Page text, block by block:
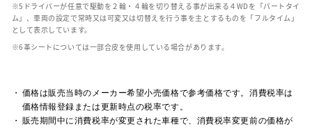
ドライバーが任意で駆動を２輪・４輪を切り替える事が出来る４WDを「パートタイ
ム」、車両の設定で常時又は可変又は切替えを行う事を主とするものを「フルタイム」
として表示しています。
革シートについては一部合皮を使用している場合があります。
価格は販売当時のメーカー希望小売価格で参考価格です。消費税率は
価格情報登録または更新時点の税率です。
販売期間中に消費税率が変更された車種で、消費税率変更前の価格が